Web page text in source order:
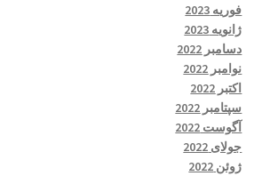
فوریه 2023
ژانویه 2023
دسامبر 2022
نوامبر 2022
اکتبر 2022
سپتامبر 2022
آگوست 2022
جولای 2022
ژوئن 2022